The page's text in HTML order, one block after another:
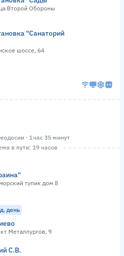
Второй Обороны
"Санаторий
шоссе, 64
· 1 час 35 минут
в пути: 19 часов
тупик дом 8
день
Металлургов, 9
С.В.